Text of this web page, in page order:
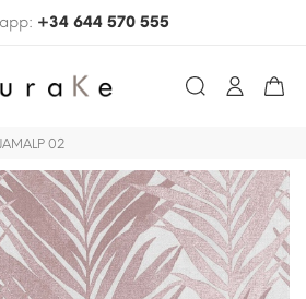
+34 644 570 555
02